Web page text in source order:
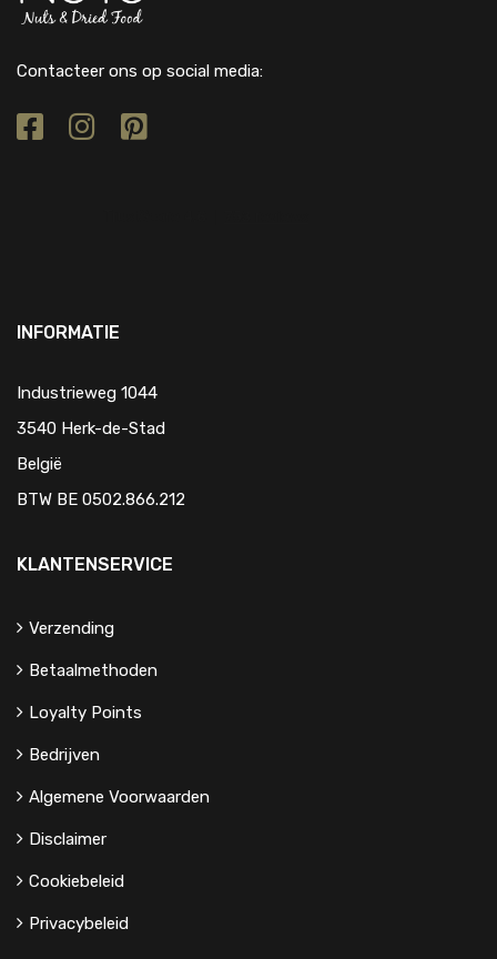
Contacteer ons op social media:
INFORMATIE
Industrieweg 1044
3540 Herk-de-Stad
België
BTW BE 0502.866.212
KLANTENSERVICE
Verzending
Betaalmethoden
Loyalty Points
Bedrijven
Algemene Voorwaarden
Disclaimer
Cookiebeleid
Privacybeleid